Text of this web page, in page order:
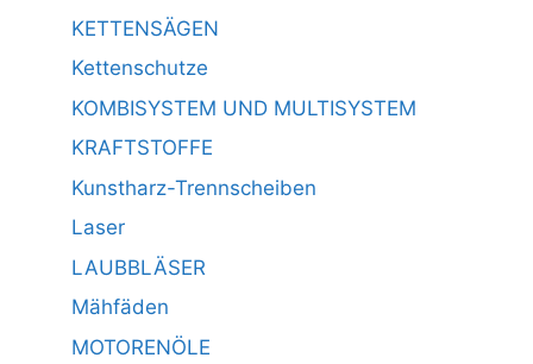
KETTENSÄGEN
Kettenschutze
KOMBISYSTEM UND MULTISYSTEM
KRAFTSTOFFE
Kunstharz-Trennscheiben
Laser
LAUBBLÄSER
Mähfäden
MOTORENÖLE